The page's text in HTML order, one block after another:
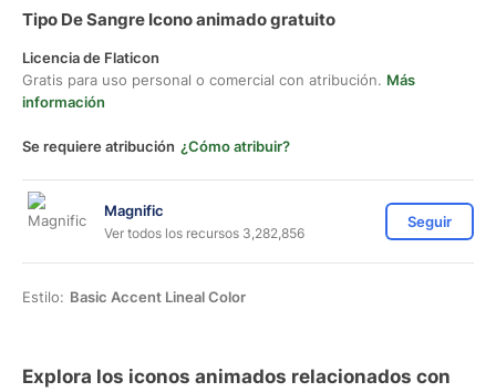
Tipo De Sangre Icono animado gratuito
Licencia de Flaticon
Gratis para uso personal o comercial con atribución. Más
información
Se requiere atribución ¿Cómo atribuir?
Magnific
Ver todos los recursos 3,282,856
Seguir
Estilo: Basic Accent Lineal Color
Explora los iconos animados relacionados con